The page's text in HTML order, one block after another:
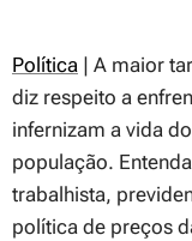
Política | A maior
diz respeito a
infernizam a vida
população.
trabalhista,
política de preços